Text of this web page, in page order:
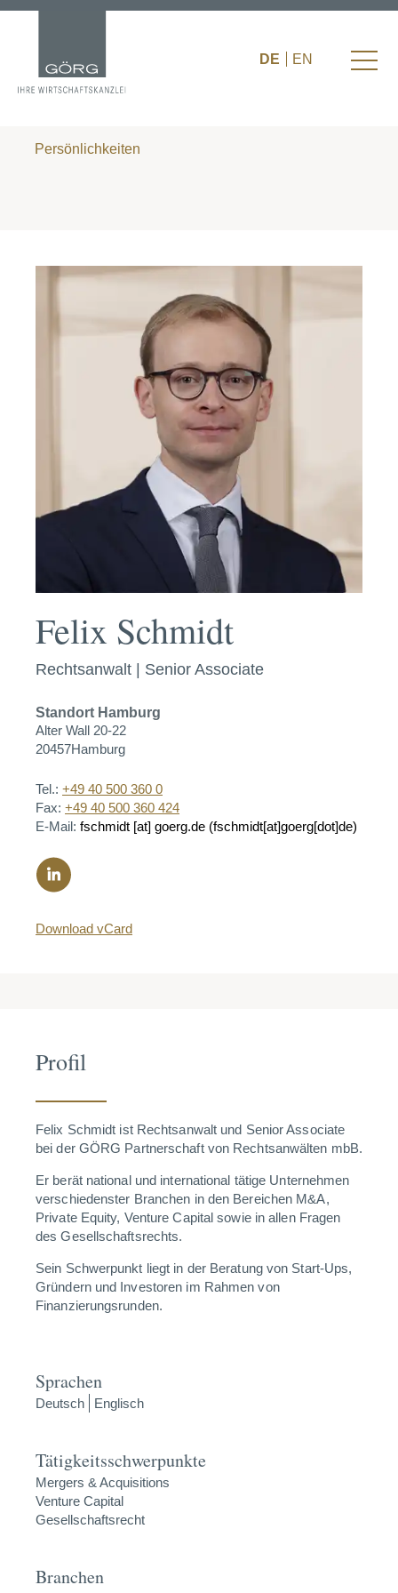
DE EN
Persönlichkeiten
Felix Schmidt
Rechtsanwalt | Senior Associate
Standort Hamburg
Alter Wall 20-22
20457Hamburg
Tel.: +49 40 500 360 0
Fax: +49 40 500 360 424
E-Mail: fschmidt [at] goerg.de (fschmidt[at]goerg[dot]de)
Download vCard
Profil
Felix Schmidt ist Rechtsanwalt und Senior Associate
bei der GÖRG Partnerschaft von Rechtsanwälten mbB.
Er berät national und international tätige Unternehmen
verschiedenster Branchen in den Bereichen M&A,
Private Equity, Venture Capital sowie in allen Fragen
des Gesellschaftsrechts.
Sein Schwerpunkt liegt in der Beratung von Start-Ups,
Gründern und Investoren im Rahmen von
Finanzierungsrunden.
Sprachen
Deutsch Englisch
Tätigkeitsschwerpunkte
Mergers & Acquisitions
Venture Capital
Gesellschaftsrecht
Branchen